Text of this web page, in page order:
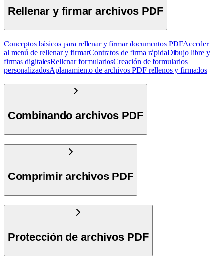
Rellenar y firmar archivos PDF
Conceptos básicos para rellenar y firmar documentos PDFAcceder
al menú de rellenar y firmarContratos de firma rápidaDibujo libre y
firmas digitalesRellenar formulariosCreación de formularios
personalizadosAplanamiento de archivos PDF rellenos y firmados
Combinando archivos PDF
Comprimir archivos PDF
Protección de archivos PDF